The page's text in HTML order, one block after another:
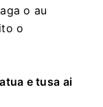
o au
o
e tusa ai